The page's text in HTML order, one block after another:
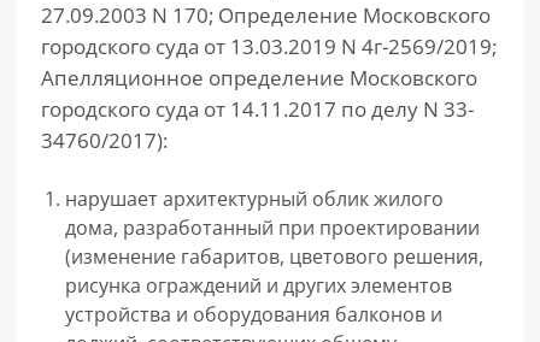
27.09.2003 N 170; Определение Московского
городского суда от 13.03.2019 N 4г-2569/2019;
Апелляционное определение Московского
городского суда от 14.11.2017 по делу N 33-
34760/2017):
нарушает архитектурный облик жилого
дома, разработанный при проектировании
(изменение габаритов, цветового решения,
рисунка ограждений и других элементов
устройства и оборудования балконов и